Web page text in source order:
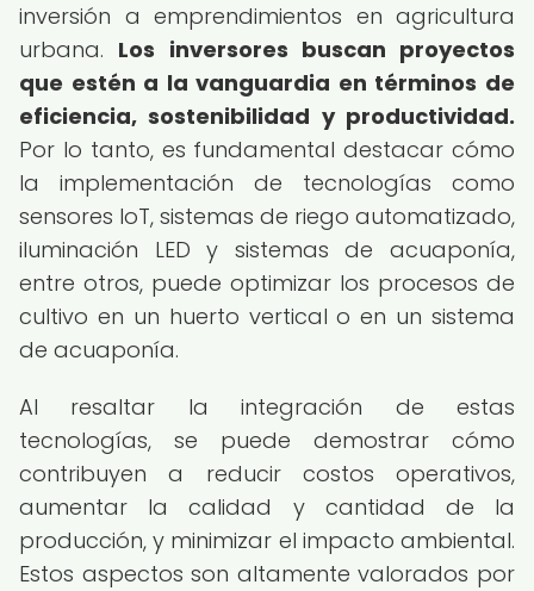
inversión a emprendimientos en agricultura
urbana. Los inversores buscan proyectos
que estén a la vanguardia en términos de
eficiencia, sostenibilidad y productividad.
Por lo tanto, es fundamental destacar cómo
la implementación de tecnologías como
sensores IoT, sistemas de riego automatizado,
iluminación LED y sistemas de acuaponía,
entre otros, puede optimizar los procesos de
cultivo en un huerto vertical o en un sistema
de acuaponía.
Al resaltar la integración de estas
tecnologías, se puede demostrar cómo
contribuyen a reducir costos operativos,
aumentar la calidad y cantidad de la
producción, y minimizar el impacto ambiental.
Estos aspectos son altamente valorados por